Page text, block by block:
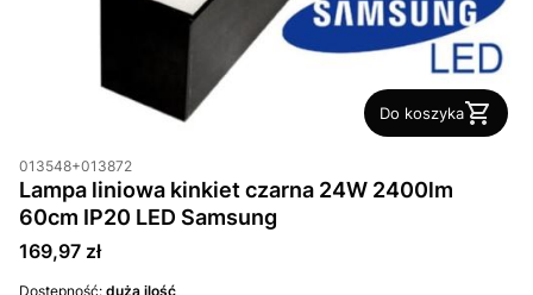
Do koszyka
013548+013872
Lampa liniowa kinkiet czarna 24W 2400lm
60cm IP20 LED Samsung
Cena
169,97 zł
Dostępność: duża ilość